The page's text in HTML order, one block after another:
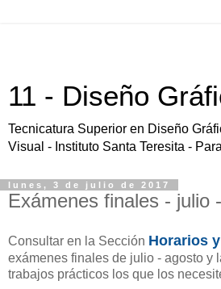
11 - Diseño
Tecnicatura Superior en Diseño
Visual - Instituto Santa Teresita -
lunes, 3 de julio de 2017
Exámenes finales - julio
Consultar en la Sección Horarios
exámenes finales de julio - agosto y
trabajos prácticos los que los